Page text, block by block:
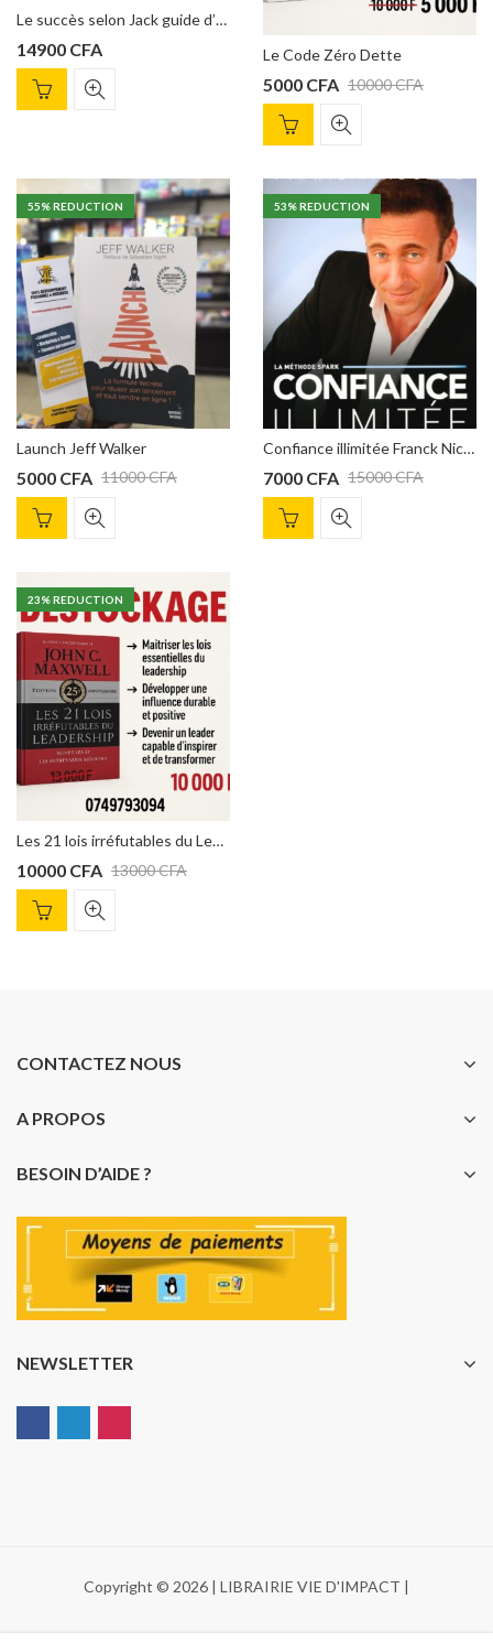
Le succès selon Jack guide d’accompagnement JACK CANFIELD
14900 CFA
Le Code Zéro Dette
10000CFA
5000 CFA
55% REDUCTION
Launch Jeff Walker
11000CFA
5000 CFA
53% REDUCTION
Confiance illimitée Franck Nicolas
15000CFA
7000 CFA
23% REDUCTION
Les 21 lois irréfutables du Leadership – édition 25ème anniversaire – John C. Maxwell
13000CFA
10000 CFA
CONTACTEZ NOUS
A PROPOS
BESOIN D’AIDE ?
NEWSLETTER
Copyright © 2026 | LIBRAIRIE VIE D'IMPACT |